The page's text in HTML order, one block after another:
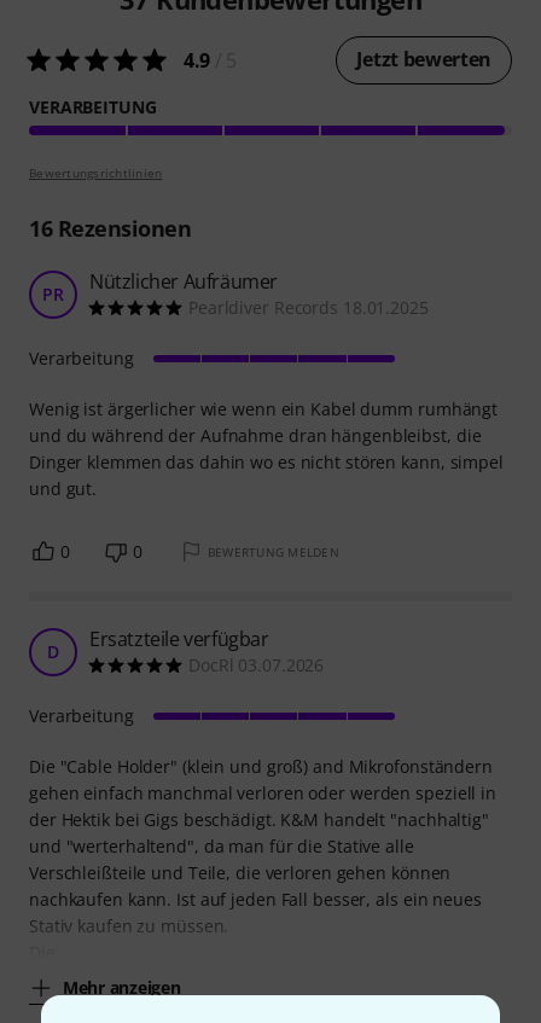
4.9 Jetzt bewerten
VERARBEITUNG
Bewertungsrichtlinien
16Rezensionen
PR Nützlicher Aufräumer
Pearldiver Records 18.01.2025
Wenig ist ärgerlicher wie wenn ein Kabel dumm rumhängt
und du während der Aufnahme dran hängenbleibst, die
Dinger klemmen das dahin wo es nicht stören kann, simpel
und gut.
Verarbeitung
0 0 BEWERTUNG MELDEN
D Ersatzteile verfügbar
DocRl 03.07.2026
Die "Cable Holder" (klein und groß) and Mikrofonständern
gehen einfach manchmal verloren oder werden speziell in
der Hektik bei Gigs beschädigt. K&M handelt "nachhaltig"
und "werterhaltend", da man für die Stative alle
Verschleißteile und Teile, die verloren gehen können
nachkaufen kann. Ist auf jeden Fall besser, als ein neues
Stativ kaufen zu müssen.
Mehr anzeigen
Verarbeitung